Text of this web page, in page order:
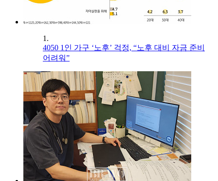
1.
4050 1인 가구 ‘노후’ 걱정, “노후 대비 자금 준비
어려워”